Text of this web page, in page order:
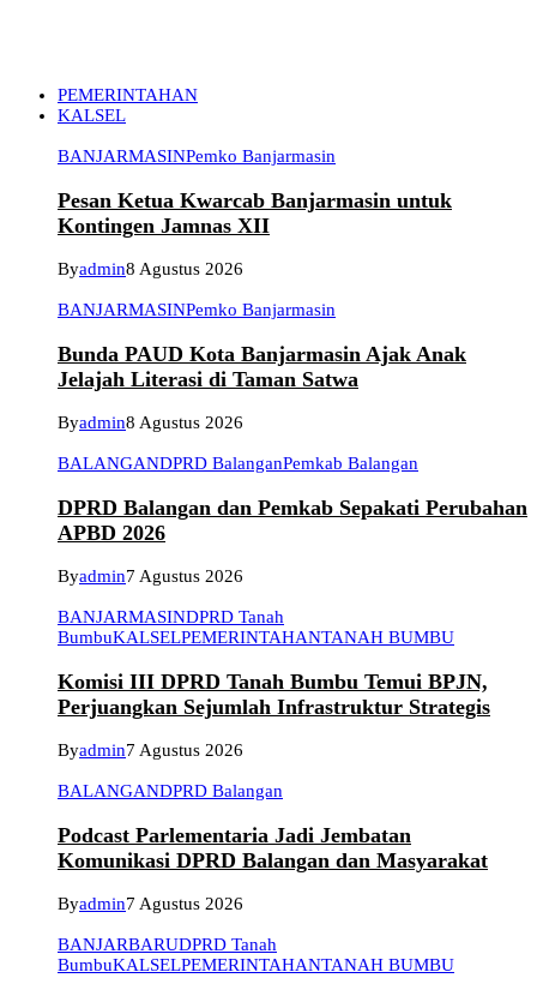
PEMERINTAHAN
KALSEL
BANJARMASINPemko Banjarmasin
Pesan Ketua Kwarcab Banjarmasin untuk
Kontingen Jamnas XII
Byadmin8 Agustus 2026
BANJARMASINPemko Banjarmasin
Bunda PAUD Kota Banjarmasin Ajak Anak
Jelajah Literasi di Taman Satwa
Byadmin8 Agustus 2026
BALANGANDPRD BalanganPemkab Balangan
DPRD Balangan dan Pemkab Sepakati Perubahan
APBD 2026
Byadmin7 Agustus 2026
BANJARMASINDPRD Tanah
BumbuKALSELPEMERINTAHANTANAH BUMBU
Komisi III DPRD Tanah Bumbu Temui BPJN,
Perjuangkan Sejumlah Infrastruktur Strategis
Byadmin7 Agustus 2026
BALANGANDPRD Balangan
Podcast Parlementaria Jadi Jembatan
Komunikasi DPRD Balangan dan Masyarakat
Byadmin7 Agustus 2026
BANJARBARUDPRD Tanah
BumbuKALSELPEMERINTAHANTANAH BUMBU